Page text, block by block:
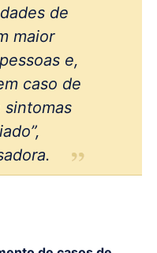
de
maior
e,
caso de